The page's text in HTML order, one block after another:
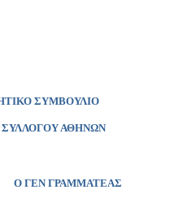
ΣΥΜΒΟΥΛΙΟ
ΣΥΛΛΟΓΟΥ ΑΘΗΝΩΝ
ΓΕΝ ΓΡΑΜΜΑΤΕΑΣ